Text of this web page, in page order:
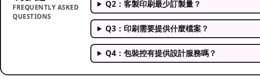
FREQUENTLY ASKED
QUESTIONS
Q2：客製印刷最少訂製量？
Q3：印刷需要提供什麼檔案？
Q4：包裝控有提供設計服務嗎？